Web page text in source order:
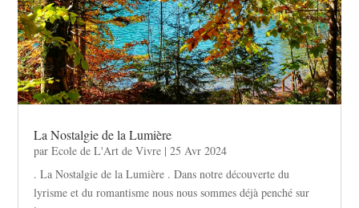
La Nostalgie de la Lumière
parEcole de L'Art de Vivre |25 Avr 2024
. La Nostalgie de la Lumière . Dans notre découverte du
lyrisme et du romantisme nous nous sommes déjà penché sur